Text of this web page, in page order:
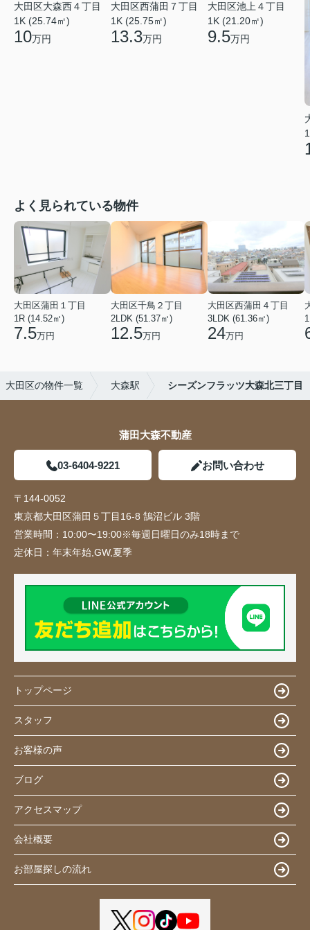
大田区大森西４丁目
1K (25.74㎡)
10万円
大田区西蒲田７丁目
1K (25.75㎡)
13.3万円
大田区池上４丁目
1K (21.20㎡)
9.5万円
よく見られている物件
大田区蒲田１丁目
1R (14.52㎡)
7.5万円
大田区千鳥２丁目
2LDK (51.37㎡)
12.5万円
大田区西蒲田４丁目
3LDK (61.36㎡)
24万円
大田区の物件一覧 大森駅 シーズンフラッツ大森北三丁目
蒲田大森不動産
03-6404-9221 お問い合わせ
〒144-0052
東京都大田区蒲田５丁目16-8 鵠沼ビル 3階
営業時間： 10:00〜19:00※毎週日曜日のみ18時まで
定休日： 年末年始,GW,夏季
トップページ
スタッフ
お客様の声
ブログ
アクセスマップ
会社概要
お部屋探しの流れ